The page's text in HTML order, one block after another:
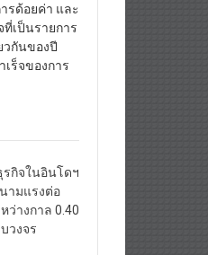
รด้อยค่า และ
เป็นรายการ
วกันของปี
ร็จของการ
รกิจในอินโดฯ
ามแรงต่อ
ว่างกาล 0.40
วงจร